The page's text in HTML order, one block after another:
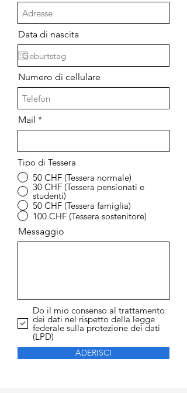
Data di nascita
Numero di cellulare
Mail
Tipo di Tessera
50 CHF (Tessera normale)
30 CHF (Tessera pensionati e
studenti)
50 CHF (Tessera famiglia)
100 CHF (Tessera sostenitore)
Messaggio
Do il mio consenso al trattamento
dei dati nel rispetto della legge
federale sulla protezione dei dati
(LPD)
ADERISCI